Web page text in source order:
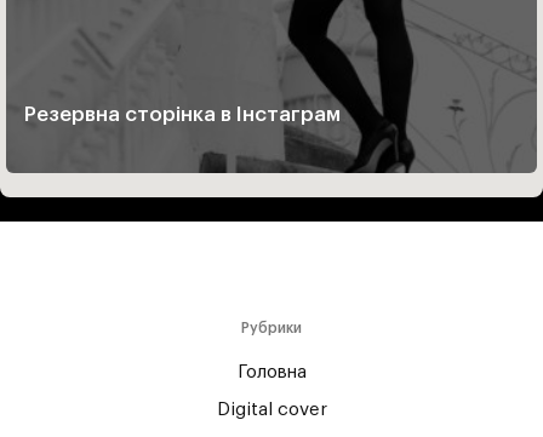
Резервна сторінка в Інстаграм
Рубрики
Головна
Digital cover